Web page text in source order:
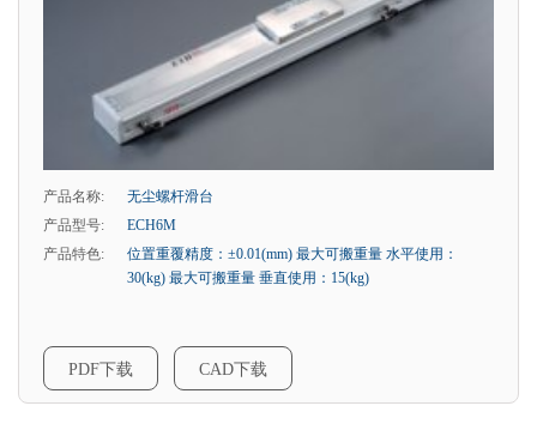
产品名称:
无尘螺杆滑台
产品型号:
ECH6M
产品特色:
位置重覆精度：±0.01(mm) 最大可搬重量 水平使用：
30(kg) 最大可搬重量 垂直使用：15(kg)
PDF下载 CAD下载